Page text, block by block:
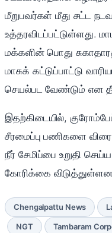
மீறுபவர்கள் மீது சட்ட
உத்தரவிடப்பட்டுள்ளது.
மக்களின் பொது
மாசுக் கட்டுப்பாட்டு
செயல்பட வேண்டும் என
இதற்கிடையில்,
சீரமைப்பு பணிகளை
நீர் சேமிப்பை உறுதி
கோரிக்கை
Chengalpattu News
NGT Tambaram